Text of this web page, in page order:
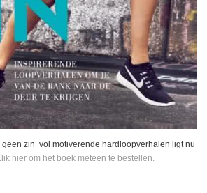
geen zin’ vol motiverende hardloopverhalen ligt nu
hier om het boek meteen te bestellen.